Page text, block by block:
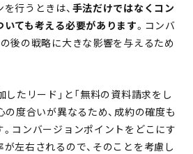
行うときは、 手法だけではなくコン
ても考える必要があります。コンバ
後の戦略に大きな影響を与えるため
したリード」と「無料の資料請求をし
の度合いが異なるため、成約の確度も
コンバージョンポイントをどこにす
左右されるので、そのことを考慮し